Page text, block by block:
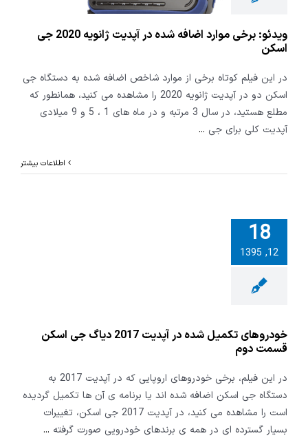
ویدئو: برخی موارد اضافه شده در آپدیت ژانویه 2020 جی
اسکن
در این فیلم کوتاه برخی از موارد شاخص اضافه شده به دستگاه جی
اسکن دو در آپدیت ژانویه 2020 را مشاهده می کنید، همانطور که
مطلع هستید، در سال 3 مرتبه و در ماه های 1 ، 5 و 9 میلادی
آپدیت کلی برای جی ...
اطلاعات بیشتر
18
12, 1395
تکمیل
شده در آپدیت 2017
جی اسکن
خودروهای تکمیل شده در آپدیت 2017 دیاگ جی اسکن
قسمت دوم
در این فیلم، برخی خودروهای اروپایی که در آپدیت 2017 به
دستگاه جی اسکن اضافه شده اند یا برنامه ی آن ها تکمیل گردیده
است را مشاهده می کنید، در آپدیت 2017 جی اسکن، تغییرات
بسیار گسترده ای در همه ی برندهای خودرویی صورت گرفته ...